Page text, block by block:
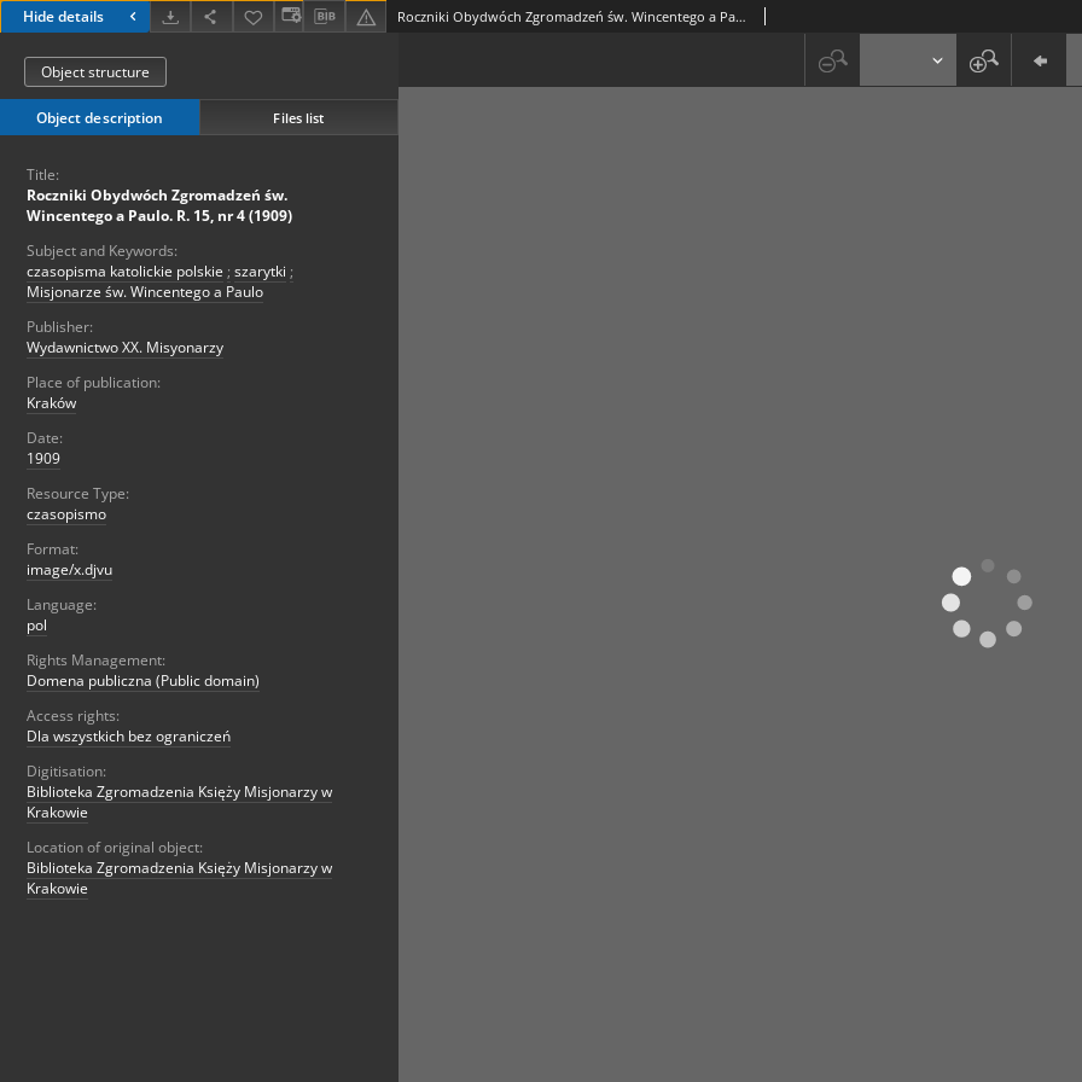
Hide details Roczniki Obydwóch Zgromadzeń św. Wincentego a Paulo. R. 15, nr 4 (1909)
Object structure
Object description Files list
Title:
Roczniki Obydwóch Zgromadzeń św.
Wincentego a Paulo. R. 15, nr 4 (1909)
Subject and Keywords:
czasopisma katolickie polskie ; szarytki ;
Misjonarze św. Wincentego a Paulo
Publisher:
Wydawnictwo XX. Misyonarzy
Place of publication:
Kraków
Date:
1909
Resource Type:
czasopismo
Format:
image/x.djvu
Language:
pol
Rights Management:
Domena publiczna (Public domain)
Access rights:
Dla wszystkich bez ograniczeń
Digitisation:
Biblioteka Zgromadzenia Księży Misjonarzy w
Krakowie
Location of original object:
Biblioteka Zgromadzenia Księży Misjonarzy w
Krakowie